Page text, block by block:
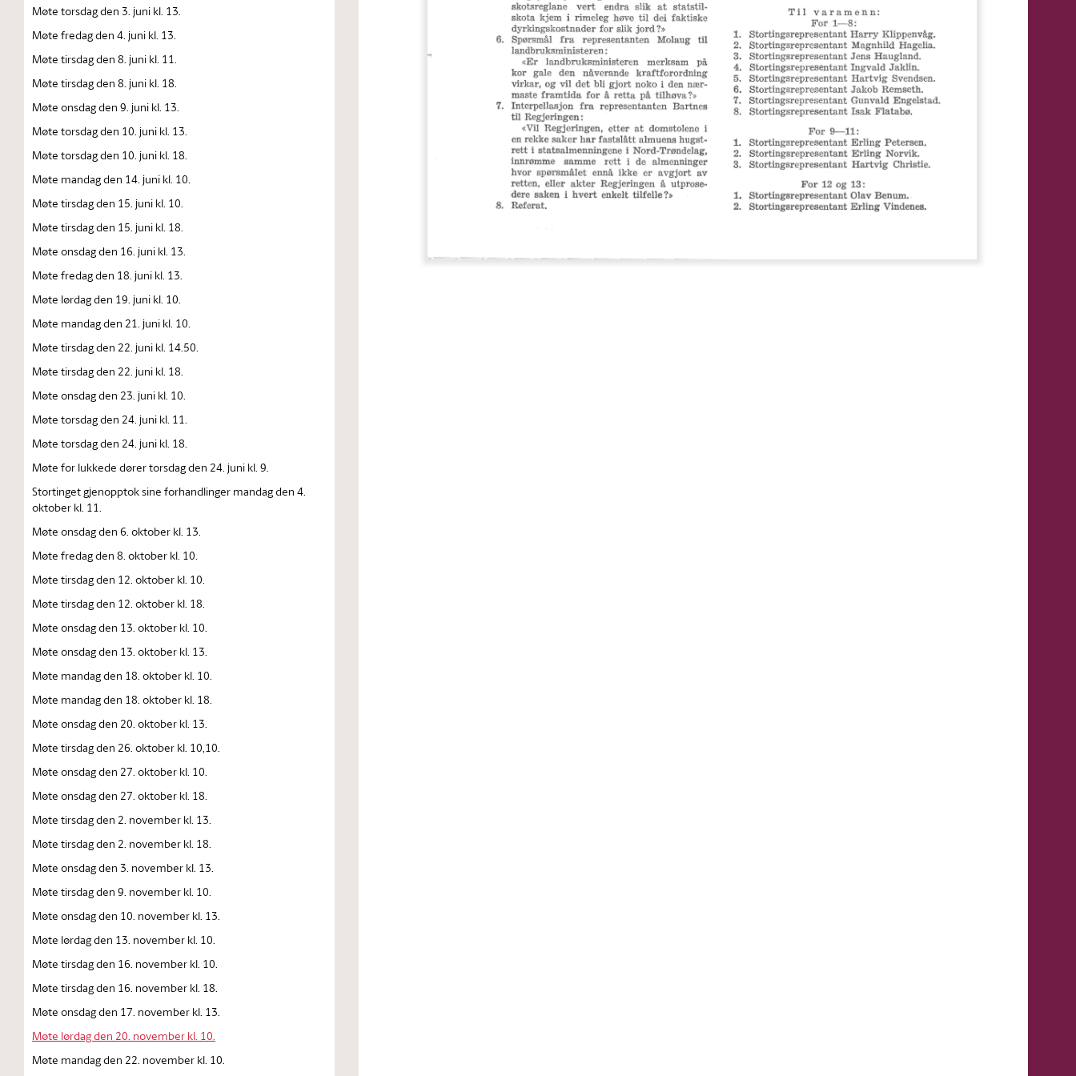
Møte torsdag den 3. juni kl. 13.
Møte fredag den 4. juni kl. 13.
Møte tirsdag den 8. juni kl. 11.
Møte tirsdag den 8. juni kl. 18.
Møte onsdag den 9. juni kl. 13.
Møte torsdag den 10. juni kl. 13.
Møte torsdag den 10. juni kl. 18.
Møte mandag den 14. juni kl. 10.
Møte tirsdag den 15. juni kl. 10.
Møte tirsdag den 15. juni kl. 18.
Møte onsdag den 16. juni kl. 13.
Møte fredag den 18. juni kl. 13.
Møte lørdag den 19. juni kl. 10.
Møte mandag den 21. juni kl. 10.
Møte tirsdag den 22. juni kl. 14.50.
Møte tirsdag den 22. juni kl. 18.
Møte onsdag den 23. juni kl. 10.
Møte torsdag den 24. juni kl. 11.
Møte torsdag den 24. juni kl. 18.
Møte for lukkede dører torsdag den 24. juni kl. 9.
Stortinget gjenopptok sine forhandlinger mandag den 4.
oktober kl. 11.
Møte onsdag den 6. oktober kl. 13.
Møte fredag den 8. oktober kl. 10.
Møte tirsdag den 12. oktober kl. 10.
Møte tirsdag den 12. oktober kl. 18.
Møte onsdag den 13. oktober kl. 10.
Møte onsdag den 13. oktober kl. 13.
Møte mandag den 18. oktober kl. 10.
Møte mandag den 18. oktober kl. 18.
Møte onsdag den 20. oktober kl. 13.
Møte tirsdag den 26. oktober kl. 10,10.
Møte onsdag den 27. oktober kl. 10.
Møte onsdag den 27. oktober kl. 18.
Møte tirsdag den 2. november kl. 13.
Møte tirsdag den 2. november kl. 18.
Møte onsdag den 3. november kl. 13.
Møte tirsdag den 9. november kl. 10.
Møte onsdag den 10. november kl. 13.
Møte lørdag den 13. november kl. 10.
Møte tirsdag den 16. november kl. 10.
Møte tirsdag den 16. november kl. 18.
Møte onsdag den 17. november kl. 13.
Møte lørdag den 20. november kl. 10.
Møte mandag den 22. november kl. 10.